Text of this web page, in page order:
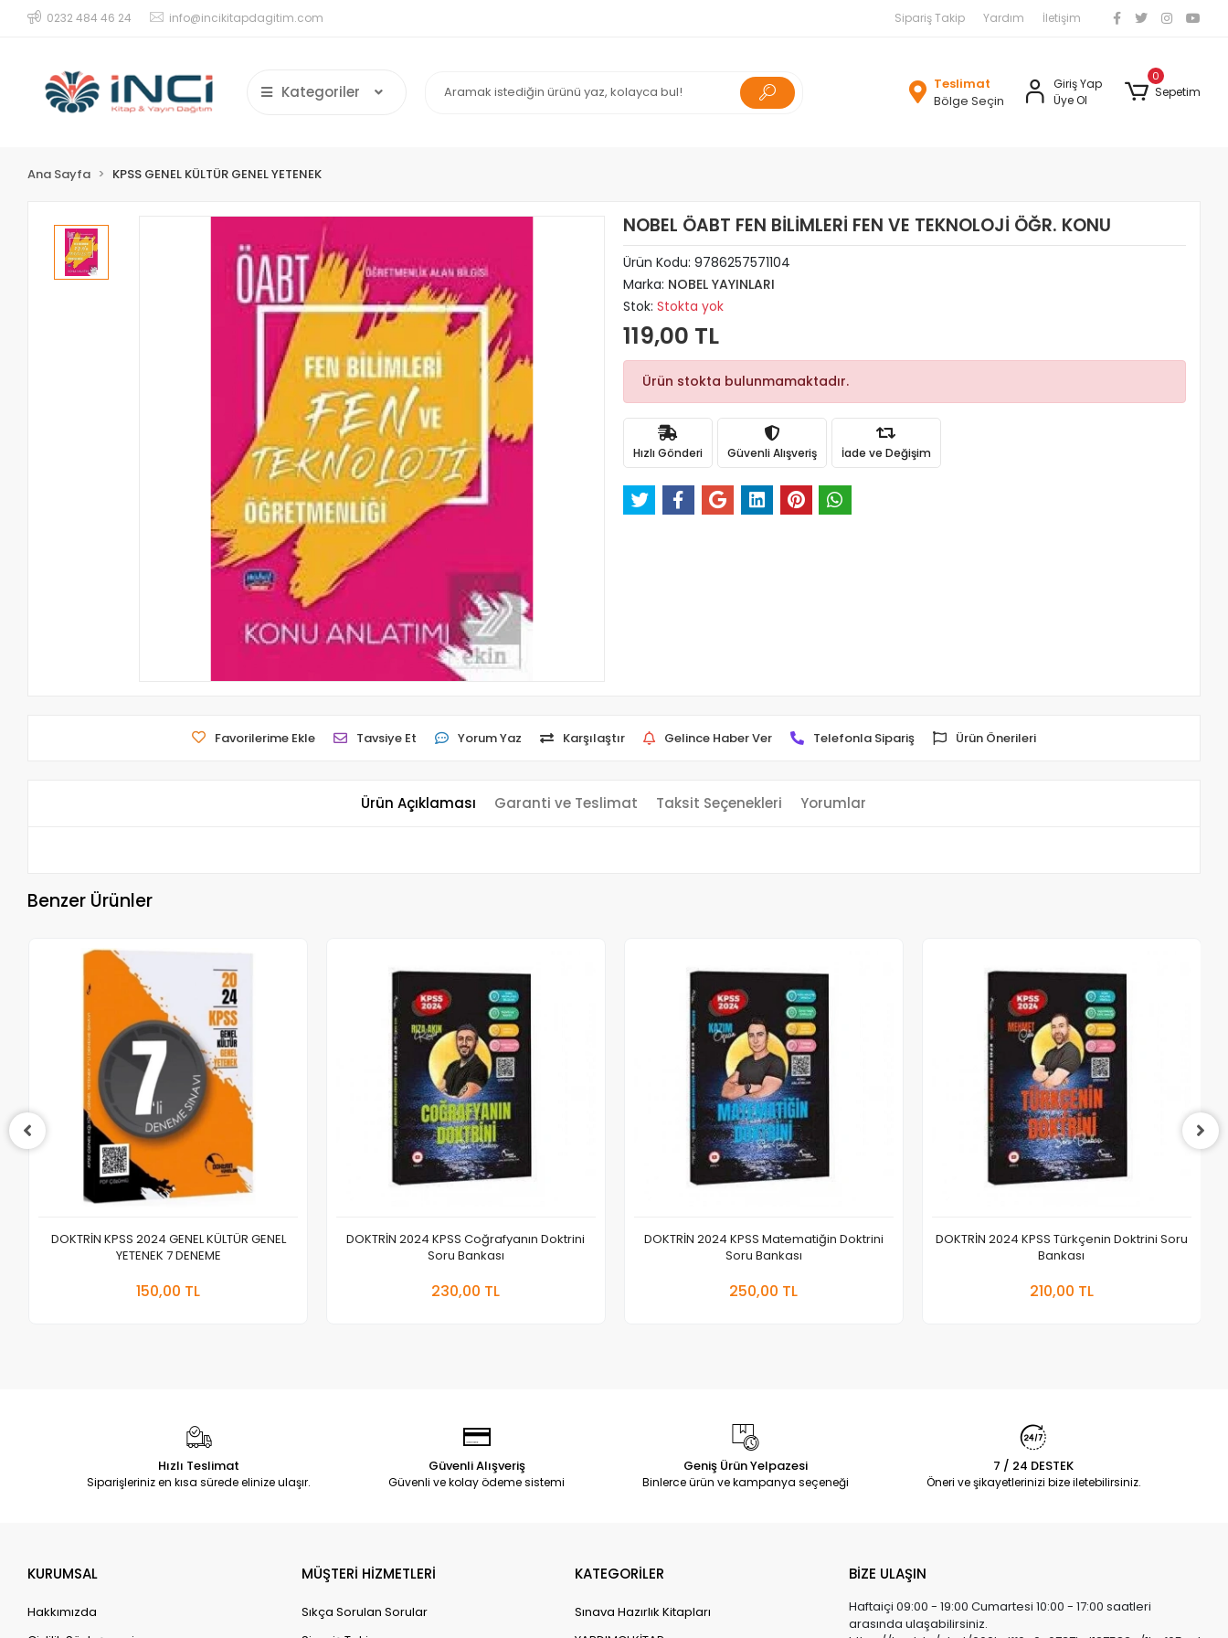
0232 484 46 24 info@incikitapdagitim.com Sipariş Takip Yardım İletişim
Kategoriler
Teslimat
Bölge Seçin
Giriş Yap
Üye Ol
0
Sepetim
Ana Sayfa KPSS GENEL KÜLTÜR GENEL YETENEK
NOBEL ÖABT FEN BİLİMLERİ FEN VE TEKNOLOJİ ÖĞR. KONU
Ürün Kodu: 9786257571104
Marka: NOBEL YAYINLARI
Stok: Stokta yok
119,00 TL
Ürün stokta bulunmamaktadır.
Hızlı Gönderi Güvenli Alışveriş İade ve Değişim
Favorilerime Ekle Tavsiye Et Yorum Yaz Karşılaştır Gelince Haber Ver Telefonla Sipariş Ürün Önerileri
Ürün Açıklaması Garanti ve Teslimat Taksit Seçenekleri Yorumlar
Benzer Ürünler
DOKTRİN KPSS 2024 GENEL KÜLTÜR GENEL
YETENEK 7 DENEME
150,00 TL
DOKTRİN 2024 KPSS Coğrafyanın Doktrini
Soru Bankası
230,00 TL
DOKTRİN 2024 KPSS Matematiğin Doktrini
Soru Bankası
250,00 TL
DOKTRİN 2024 KPSS Türkçenin Doktrini Soru
Bankası
210,00 TL
Hızlı Teslimat
Siparişleriniz en kısa sürede elinize ulaşır.
Güvenli Alışveriş
Güvenli ve kolay ödeme sistemi
Geniş Ürün Yelpazesi
Binlerce ürün ve kampanya seçeneği
7 / 24 DESTEK
Öneri ve şikayetlerinizi bize iletebilirsiniz.
KURUMSAL
Hakkımızda
MÜŞTERİ HİZMETLERİ
Sıkça Sorulan Sorular
KATEGORİLER
Sınava Hazırlık Kitapları
BİZE ULAŞIN
Haftaiçi 09:00 - 19:00 Cumartesi 10:00 - 17:00 saatleri
arasında ulaşabilirsiniz.